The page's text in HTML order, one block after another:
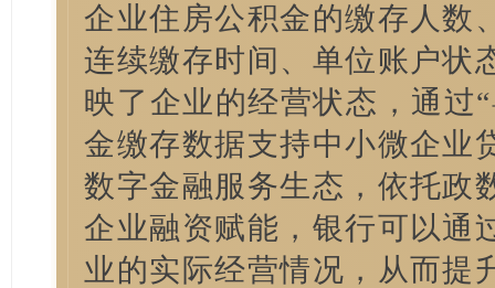
企业住房公积金的缴存人数
连续缴存时间、单位账户状
映了企业的经营状态，通过
金缴存数据支持中小微企业
数字金融服务生态，依托政
企业融资赋能，银行可以通
业的实际经营情况，从而提